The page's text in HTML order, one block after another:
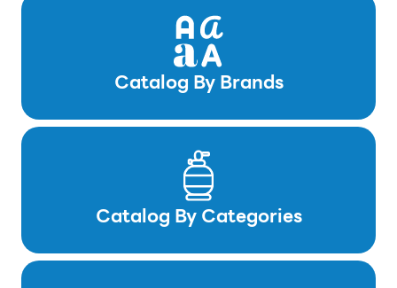
Catalog By Brands
Catalog By Categories